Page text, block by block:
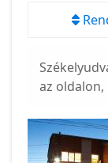
az oldalon,